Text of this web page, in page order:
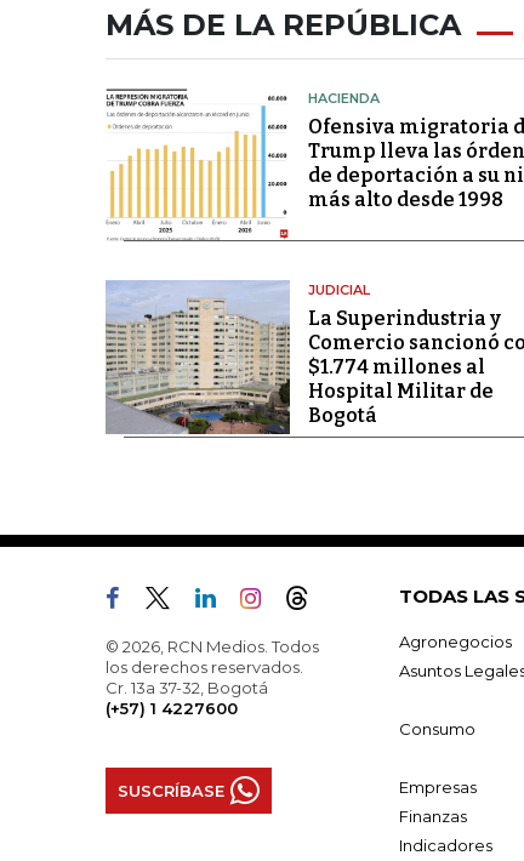
MÁS DE LA REPÚBLICA
HACIENDA
Ofensiva migratoria
Trump lleva las
de deportación a su
más alto desde 1998
JUDICIAL
La Superindustria y
Comercio sancionó
$1.774 millones al
Hospital Militar de
Bogotá
© 2026, RCN Medios. Todos
los derechos reservados.
Cr. 13a 37-32, Bogotá
(+57) 1 4227600
SUSCRÍBASE
TODAS LAS
Agronegocios
Asuntos
Consumo
Empresas
Finanzas
Indicadores